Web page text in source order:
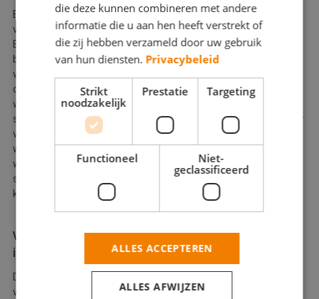
Een aangesloten schildersbedrijf in Zeeland kan veel
verschillende soorten werkzaamheden verrichten.
Binnenschilderwerk, buitenschilderwerk,
behangwerkzaamheden, spuiten, alles is mogelijk. Het laten
verven of schilderen van uw woning in Zeeland kan in de winter
ook vaak nog eens met winterschilder korting. U wilt uiteraard
weten welk schildersbedrijf bij u past. Beoordeel zelf de
schildersbedrijven in Zeeland. U profiteert via De Betere Schilder
van jarenlange garantie en indien u niet tevreden bent, bieden
wij een klachtenprocedure. Zo kunt u er altijd op rekenen dat u
waar krijgt voor uw geld. Bovendien wordt het werk van onze
schilders in Zeeland enorm gewaardeerd. De klanttevredenheid
komt uit op een 9.0!
Wanneer een schildersbedrijf in Zeeland
inschakelen?
De mooie provincie Zeeland ligt direct aan het water, waardoor
veel woningen ernstig beïnvloed worden door diverse
die deze kunnen combineren met andere
informatie die u aan hen heeft verstrekt of
die zij hebben verzameld door uw gebruik
van hun diensten. Privacybeleid
Strikt
noodzakelijk
Prestatie Targeting
Functioneel
Niet-
geclassificeerd
ALLES ACCEPTEREN
ALLES AFWIJZEN